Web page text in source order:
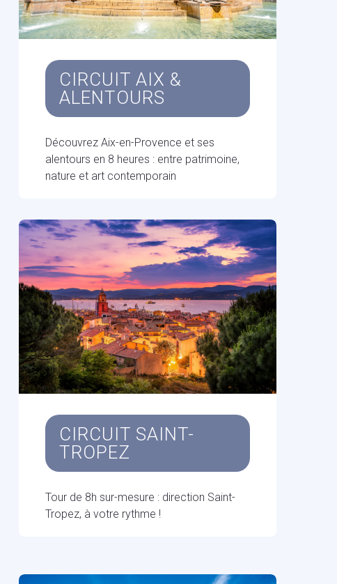
CIRCUIT AIX &
ALENTOURS
Découvrez Aix-en-Provence et ses
alentours en 8 heures : entre patrimoine,
nature et art contemporain
CIRCUIT SAINT-
TROPEZ
Tour de 8h sur-mesure : direction Saint-
Tropez, à votre rythme !